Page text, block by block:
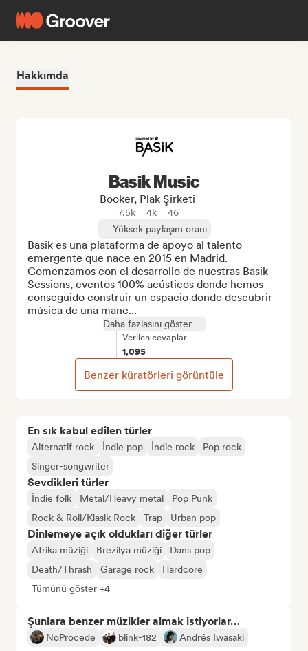
Hakkımda
En sık kabul edilen türler
Alternatif rock İndie pop İndie rock
Pop rock
Singer-songwriter
Sevdikleri türler
İndie folk Metal/Heavy metal
Pop Punk
Rock & Roll/Klasik Rock
Trap Urban pop
Dinlemeye açık oldukları diğer türler
Afrika müziği Brezilya müziği
Dans pop
Death/Thrash
Garage rock
Hardcore
Tümünü göster +4
Şunlara benzer müzikler almak istiyorlar…
NoProcede blink-182 Andrés Iwasaki
Basik Music
Booker, Plak Şirketi
7.5k 4k
46
Yüksek paylaşım oranı
Basik es una plataforma de apoyo al talento
emergente que nace en 2015 en Madrid.
Comenzamos con el desarrollo de nuestras Basik
Sessions, eventos 100% acústicos donde hemos
conseguido construir un espacio donde descubrir
música de una mane...
Daha fazlasını göster
Verilen cevaplar
1,095
Benzer küratörleri görüntüle